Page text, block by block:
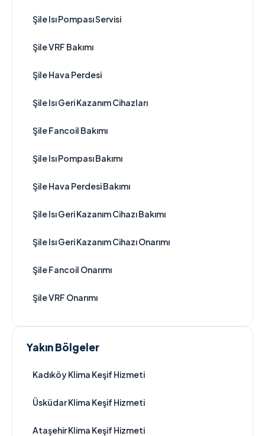
Şile Isı Pompası Servisi
Şile VRF Bakımı
Şile Hava Perdesi
Şile Isı Geri Kazanım Cihazları
Şile Fancoil Bakımı
Şile Isı Pompası Bakımı
Şile Hava Perdesi Bakımı
Şile Isı Geri Kazanım Cihazı Bakımı
Şile Isı Geri Kazanım Cihazı Onarımı
Şile Fancoil Onarımı
Şile VRF Onarımı
Yakın Bölgeler
Kadıköy Klima Keşif Hizmeti
Üsküdar Klima Keşif Hizmeti
Ataşehir Klima Keşif Hizmeti